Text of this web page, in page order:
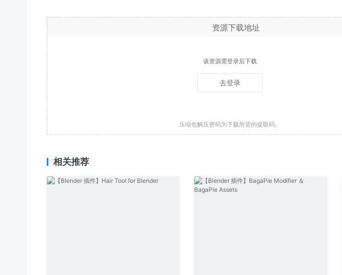
资源下载地址
该资源需登录后下载
去登录
压缩包解压密码为下载所需的提取码。
相关推荐